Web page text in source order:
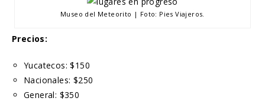
Museo del Meteorito | Foto: Pies Viajeros.
Precios:
Yucatecos: $150
Nacionales: $250
General: $350